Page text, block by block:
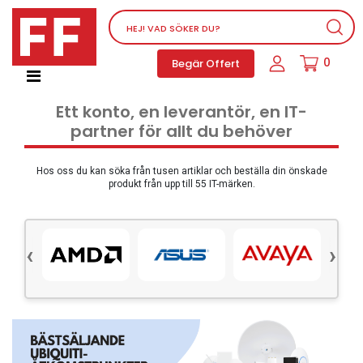
Begär Offert 0
Nätverksutrustning
Service, supportprogram och licenser
Mjukvara
Dator PC-utrustning
Tillbehör
Olika produkter
Kontorsmaterial
Ett konto, en leverantör, en IT-
partner för allt du behöver
Hos oss du kan söka från tusen artiklar och beställa din önskade
produkt från upp till 55 IT-märken.
‹ ›